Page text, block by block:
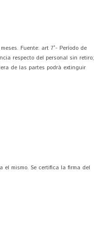
Fuente: art 7°- Período de
respecto del personal sin retiro;
de las partes podrá extinguir
el mismo. Se certifica la firma del